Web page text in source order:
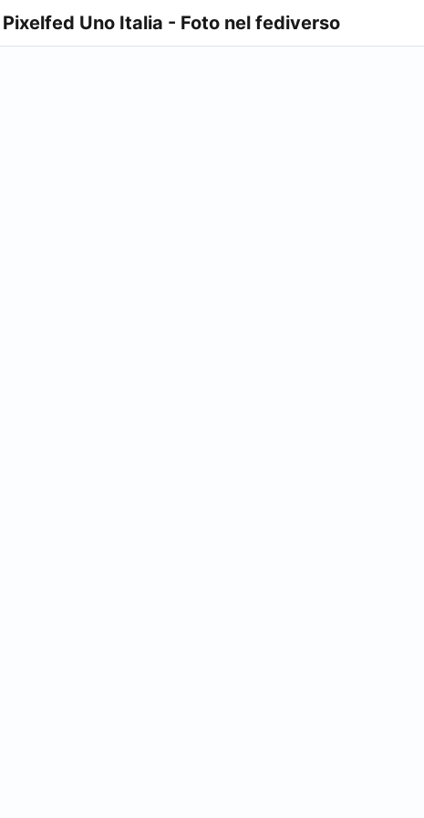
Pixelfed Uno Italia - Foto nel fediverso